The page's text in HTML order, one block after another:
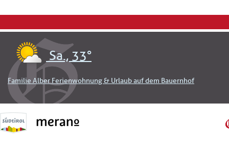
Sa., 33°
Familie Alber Ferienwohnung & Urlaub auf dem Bauernhof